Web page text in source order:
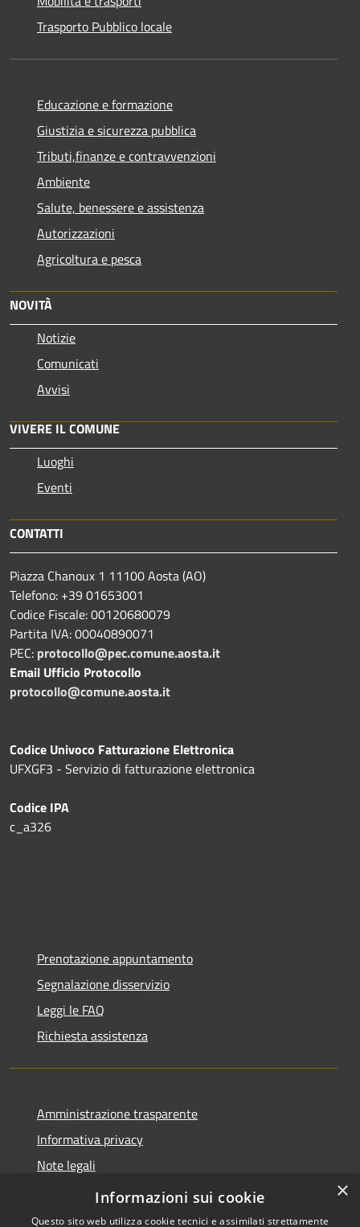
Trasporto Pubblico locale
Educazione e formazione
Giustizia e sicurezza pubblica
Tributi,finanze e contravvenzioni
Ambiente
Salute, benessere e assistenza
Autorizzazioni
Agricoltura e pesca
NOVITÀ
Notizie
Comunicati
Avvisi
VIVERE IL COMUNE
Luoghi
Eventi
CONTATTI
Piazza Chanoux 1 11100 Aosta (AO)
Telefono: +39 01653001
Codice Fiscale: 00120680079
Partita IVA: 00040890071
PEC: protocollo@pec.comune.aosta.it
Email Ufficio Protocollo
protocollo@comune.aosta.it
Codice Univoco Fatturazione Elettronica
UFXGF3 - Servizio di fatturazione elettronica
Codice IPA
c_a326
Prenotazione appuntamento
Segnalazione disservizio
Leggi le FAQ
Richiesta assistenza
Amministrazione trasparente
Informativa privacy
Note legali
Dichiarazione di accessibilità
×
Informazioni sui cookie
Questo sito web utilizza cookie tecnici e assimilati strettamente